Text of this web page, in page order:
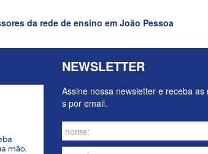
da rede de ensino em João Pessoa
NEWSLETTER
Assine nossa newsletter e receba as
s por email.